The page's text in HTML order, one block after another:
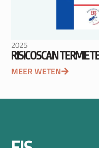
2025
RISICOSCAN
MEER WETEN